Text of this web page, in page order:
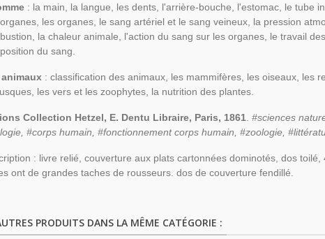
: la main, la langue, les dents, l'arrière-bouche, l'estomac, le tube
les organes, le sang artériel et le sang veineux, la pression
la chaleur animale, l'action du sang sur les organes, le travail
du sang.
: classification des animaux, les mammifères, les oiseaux, les
les vers et les zoophytes, la nutrition des plantes.
Collection Hetzel, E. Dentu Libraire, Paris, 1861. #sciences
#corps humain, #fonctionnement corps humain, #zoologie,
: livre relié, couverture aux plats cartonnées dominotés, dos
ont de grandes taches de rousseurs. dos de couverture fendillé.
PRODUITS DANS LA MÊME CATÉGORIE :